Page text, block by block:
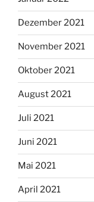
Dezember 2021
November 2021
Oktober 2021
August 2021
Juli 2021
Juni 2021
Mai 2021
April 2021